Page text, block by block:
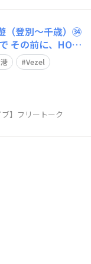
（登別～千歳）㉞
予定変更もあ
いています…😥
Vezel
ブ】フリートーク